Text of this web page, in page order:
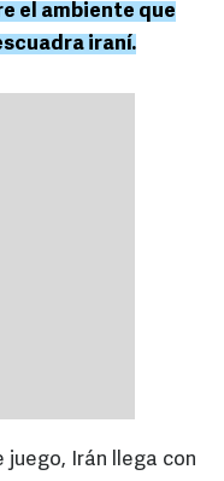
el ambiente que
iraní.
Irán llega con